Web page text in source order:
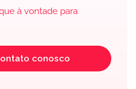
à vontade para
conosco